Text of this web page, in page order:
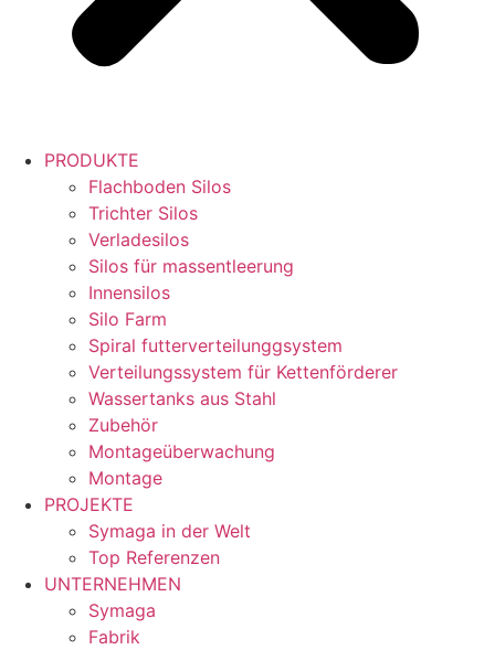
PRODUKTE
Flachboden Silos
Trichter Silos
Verladesilos
Silos für massentleerung
Innensilos
Silo Farm
Spiral futterverteilunggsystem
Verteilungssystem für Kettenförderer
Wassertanks aus Stahl
Zubehör
Montageüberwachung
Montage
PROJEKTE
Symaga in der Welt
Top Referenzen
UNTERNEHMEN
Symaga
Fabrik